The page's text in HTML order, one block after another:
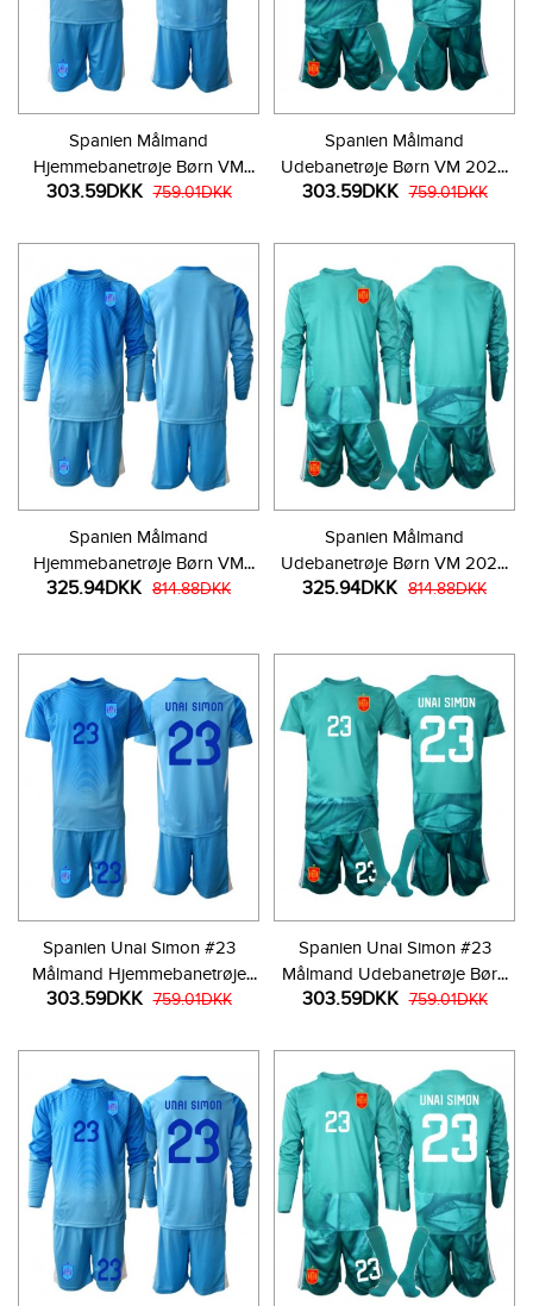
Spanien Målmand
Hjemmebanetrøje Børn VM
2026 Kortærmet (+ Korte
303.59DKK 759.01DKK
Spanien Målmand
Udebanetrøje Børn VM 2026
Kortærmet (+ Korte bukser)
303.59DKK 759.01DKK
Spanien Målmand
Hjemmebanetrøje Børn VM
2026 Langærmet (+ Korte
325.94DKK 814.88DKK
Spanien Målmand
Udebanetrøje Børn VM 2026
Langærmet (+ Korte bukser)
325.94DKK 814.88DKK
Spanien Unai Simon #23
Målmand Hjemmebanetrøje
Børn VM 2026 Kortærmet (+
303.59DKK 759.01DKK
Spanien Unai Simon #23
Målmand Udebanetrøje Børn
VM 2026 Kortærmet (+ Korte
303.59DKK 759.01DKK